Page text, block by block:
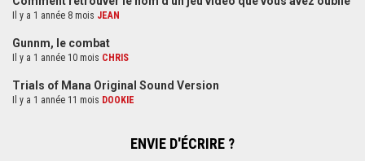
Il y a 1 année 8 mois JEAN
Gunnm, le combat
Il y a 1 année 10 mois CHRIS
Trials of Mana Original Sound Version
Il y a 1 année 11 mois DOOKIE
ENVIE D'ÉCRIRE ?